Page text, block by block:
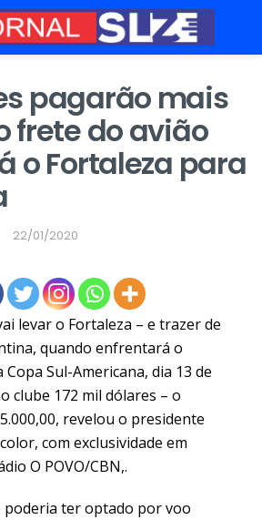
pagarão mais
frete do avião
o Fortaleza para
22/01/2020
levar o Fortaleza – e trazer de
quando enfrentará o
Sul-Americana, dia 13 de
clube 172 mil dólares – o
revelou o presidente
com exclusividade em
O POVO/CBN,.
poderia ter optado por voo